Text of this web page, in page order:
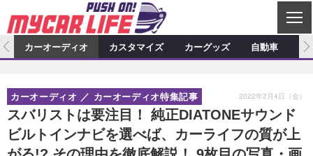
C
L
S
E
カーオーディオ
プロショップ検索 ショップ訪問記
カーオーディオニュース デモカー製作記
カスタマイズ特集記事 カスタマイズ新製品情報
カスタマイズニュース
カーグッズ
カーグッズ特集記事 カーグッズ新製品情報
自動車
カーオーディオ カスタマイズ カーグッズ 自動車
スバリストは要注目！ 純正DIATONEサウンド
ビルトインナビを選べば、カーライフの質が上
カーオーディオ カーオーディオ特集記事 2022年2月4日（金）